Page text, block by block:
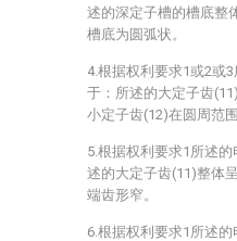
述的深定子槽的槽底整
槽底为圆弧状。
4.根据权利要求1或2或
于：所述的大定子齿
小定子齿(12)在圆周范
5.根据权利要求1所述
述的大定子齿(11)整体
端齿形窄。
6.根据权利要求1所述